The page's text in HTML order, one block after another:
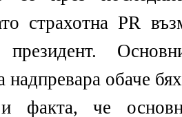
страхотна PR
президент.
надпревара обаче
факта, че